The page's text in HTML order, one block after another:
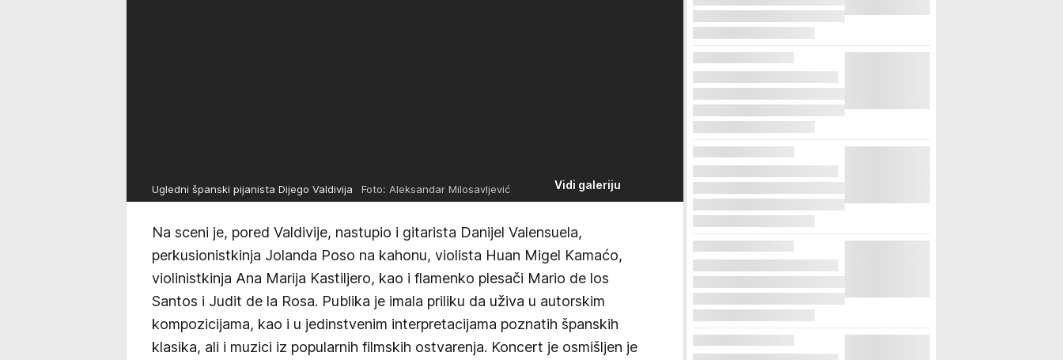
Vidi galeriju
Ugledni španski pijanista Dijego Valdivija Foto: Aleksandar Milosavljević
Na sceni je, pored Valdivije, nastupio i gitarista Danijel Valensuela,
perkusionistkinja Jolanda Poso na kahonu, violista Huan Migel Kamaćo,
violinistkinja Ana Marija Kastiljero, kao i flamenko plesači Mario de los
Santos i Judit de la Rosa. Publika je imala priliku da uživa u autorskim
kompozicijama, kao i u jedinstvenim interpretacijama poznatih španskih
klasika, ali i muzici iz popularnih filmskih ostvarenja. Koncert je osmišljen je